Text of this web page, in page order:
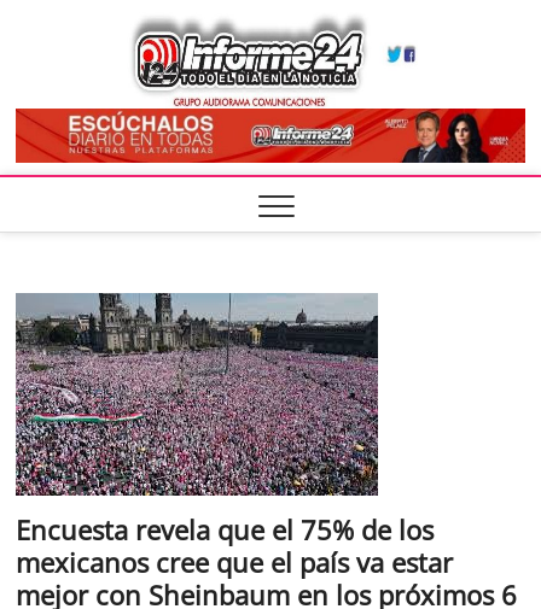
Encuesta revela que el 75% de los
mexicanos cree que el país va estar
mejor con Sheinbaum en los próximos 6